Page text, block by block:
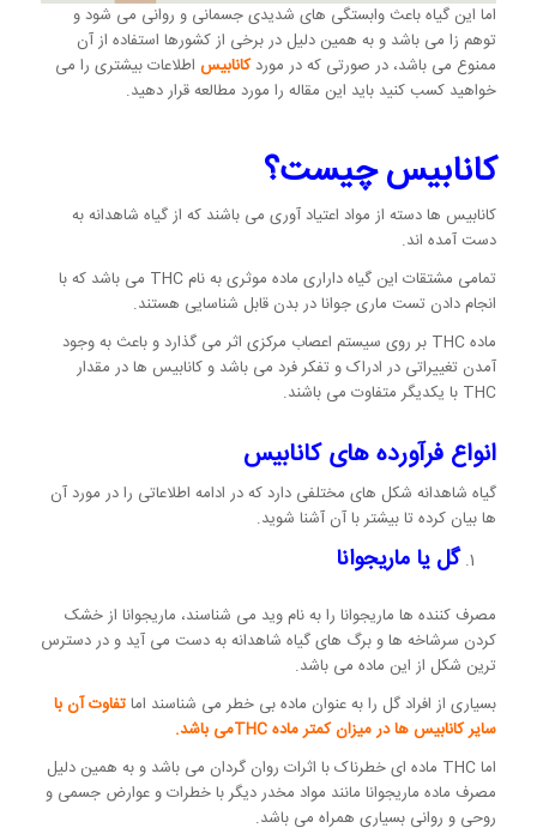
اما این گیاه باعث وابستگی های شدیدی جسمانی و روانی می شود و
توهم زا می باشد و به همین دلیل در برخی از کشورها استفاده از آن
ممنوع می باشد، در صورتی که در موردکانابیس اطلاعات بیشتری را می
خواهید کسب کنید باید این مقاله را مورد مطالعه قرار دهید.
کانابیس چیست؟
کانابیس ها دسته از مواد اعتیاد آوری می باشند که از گیاه شاهدانه به
دست آمده اند.
تمامی مشتقات این گیاه داراری ماده موثری به نام THC می باشد که با
انجام دادن تست ماری جوانا در بدن قابل شناسایی هستند.
ماده THC بر روی سیستم اعصاب مرکزی اثر می گذارد و باعث به وجود
آمدن تغییراتی در ادراک و تفکر فرد می باشد و کانابیس ها در مقدار
THC با یکدیگر متفاوت می باشند.
انواع فرآورده های کانابیس
گیاه شاهدانه شکل های مختلفی دارد که در ادامه اطلاعاتی را در مورد آن
ها بیان کرده تا بیشتر با آن آشنا شوید.
گل یا ماریجوانا
مصرف کننده ها ماریجوانا را به نام وید می شناسند، ماریجوانا از خشک
کردن سرشاخه ها و برگ های گیاه شاهدانه به دست می آید و در دسترس
ترین شکل از این ماده می باشد.
بسیاری از افراد گل را به عنوان ماده بی خطر می شناسند اماتفاوت آن با
سایر کانابیس ها در میزان کمتر ماده THCمی باشد.
اما THC ماده ای خطرناک با اثرات روان گردان می باشد و به همین دلیل
مصرف ماده ماریجوانا مانند مواد مخدر دیگر با خطرات و عوارض جسمی و
روحی و روانی بسیاری همراه می باشد.